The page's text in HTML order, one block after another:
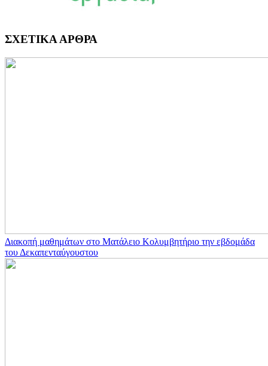
ΣΧΕΤΙΚΑ ΑΡΘΡΑ
Διακοπή μαθημάτων στο Ματάλειο Κολυμβητήριο την εβδομάδα
του Δεκαπενταύγουστου